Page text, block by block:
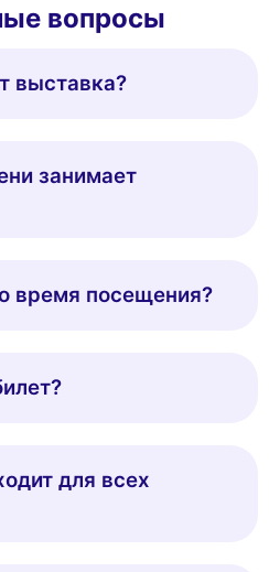
вопросы
выставка?
занимает
время посещения?
для всех